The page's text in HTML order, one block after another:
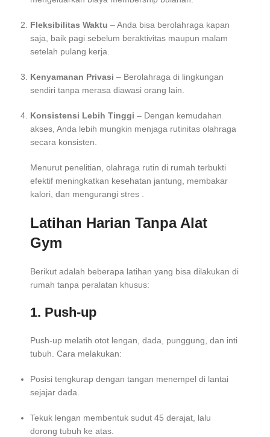
Fleksibilitas Waktu – Anda bisa berolahraga kapan
saja, baik pagi sebelum beraktivitas maupun malam
setelah pulang kerja.
Kenyamanan Privasi – Berolahraga di lingkungan
sendiri tanpa merasa diawasi orang lain.
Konsistensi Lebih Tinggi – Dengan kemudahan
akses, Anda lebih mungkin menjaga rutinitas olahraga
secara konsisten.
Menurut penelitian, olahraga rutin di rumah terbukti
efektif meningkatkan kesehatan jantung, membakar
kalori, dan mengurangi stres .
Latihan Harian Tanpa Alat
Gym
Berikut adalah beberapa latihan yang bisa dilakukan di
rumah tanpa peralatan khusus:
1. Push-up
Push-up melatih otot lengan, dada, punggung, dan inti
tubuh. Cara melakukan:
Posisi tengkurap dengan tangan menempel di lantai
sejajar dada.
Tekuk lengan membentuk sudut 45 derajat, lalu
dorong tubuh ke atas.